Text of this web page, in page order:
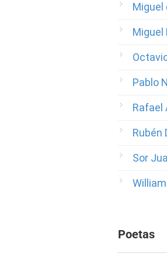
Miguel
Miguel
Pablo
Rafael
Rubén
Sor
Poetas